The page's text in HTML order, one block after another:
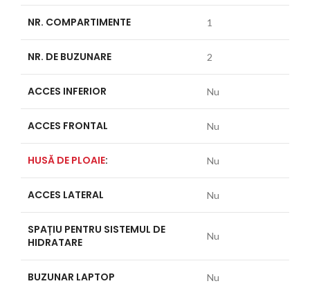
NR. COMPARTIMENTE 1
NR. DE BUZUNARE 2
ACCES INFERIOR Nu
ACCES FRONTAL Nu
HUSĂ DE PLOAIE: Nu
ACCES LATERAL Nu
SPAȚIU PENTRU SISTEMUL DE
HIDRATARE
Nu
BUZUNAR LAPTOP Nu